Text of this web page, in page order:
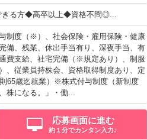
る方◆高卒以上◆資格不問◎...
制度（※）、社会保険・雇用保険・健康
備、残業、休出手当有り、深夜手当、有
費支給、社宅完備（※規定あり）、制服
、従業員持株会、資格取得制度あり、定
65歳迄就業）※株式付与制度（新制度
株になる。」・働...
応募画面に進む
約１分でカンタン入力♪